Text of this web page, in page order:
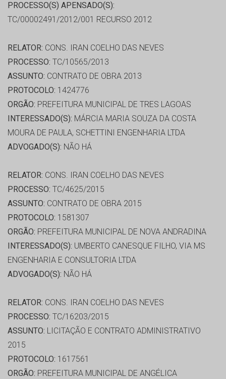
PROCESSO(S) APENSADO(S):
TC/00002491/2012/001 RECURSO 2012
RELATOR: CONS. IRAN COELHO DAS NEVES
PROCESSO: TC/10565/2013
ASSUNTO: CONTRATO DE OBRA 2013
PROTOCOLO: 1424776
ORGÃO: PREFEITURA MUNICIPAL DE TRES LAGOAS
INTERESSADO(S): MÁRCIA MARIA SOUZA DA COSTA
MOURA DE PAULA, SCHETTINI ENGENHARIA LTDA
ADVOGADO(S): NÃO HÁ
RELATOR: CONS. IRAN COELHO DAS NEVES
PROCESSO: TC/4625/2015
ASSUNTO: CONTRATO DE OBRA 2015
PROTOCOLO: 1581307
ORGÃO: PREFEITURA MUNICIPAL DE NOVA ANDRADINA
INTERESSADO(S): UMBERTO CANESQUE FILHO, VIA MS
ENGENHARIA E CONSULTORIA LTDA
ADVOGADO(S): NÃO HÁ
RELATOR: CONS. IRAN COELHO DAS NEVES
PROCESSO: TC/16203/2015
ASSUNTO: LICITAÇÃO E CONTRATO ADMINISTRATIVO
2015
PROTOCOLO: 1617561
ORGÃO: PREFEITURA MUNICIPAL DE ANGÉLICA